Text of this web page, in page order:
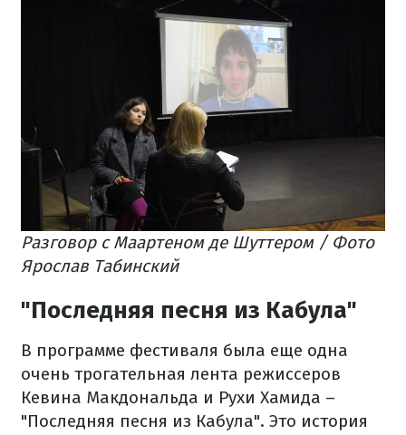
Разговор с Маартеном де Шуттером / Фото
Ярослав Табинский
"Последняя песня из Кабула"
В программе фестиваля была еще одна
очень трогательная лента режиссеров
Кевина Макдональда и Рухи Хамида –
"Последняя песня из Кабула". Это история